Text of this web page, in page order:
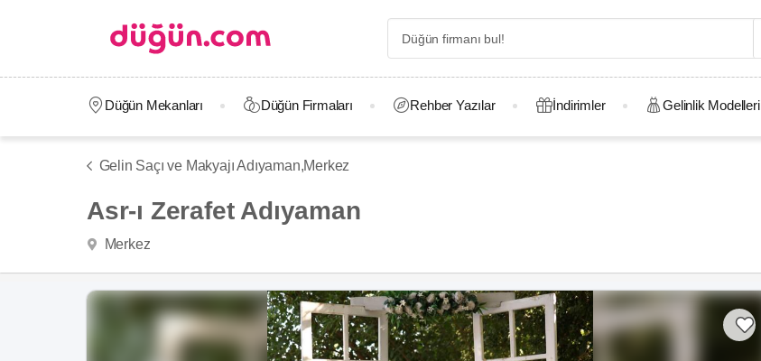
Düğün Mekanları Düğün Firmaları Rehber Yazılar İndirimler Gelinlik Modelleri
Gelin Saçı ve Makyajı Adıyaman,Merkez
Asr-ı Zerafet Adıyaman
Merkez